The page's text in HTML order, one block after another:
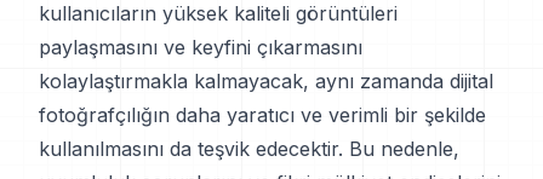
kullanıcıların yüksek kaliteli görüntüleri
paylaşmasını ve keyfini çıkarmasını
kolaylaştırmakla kalmayacak, aynı zamanda dijital
fotoğrafçılığın daha yaratıcı ve verimli bir şekilde
kullanılmasını da teşvik edecektir. Bu nedenle,